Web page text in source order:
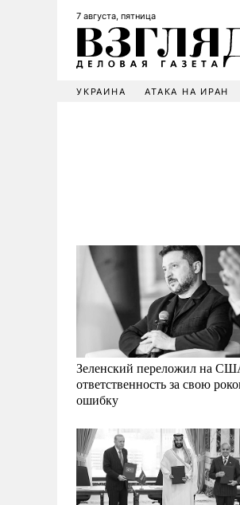
7 августа, пятница
УКРАИНА АТАКА НА ИРАН
Зеленский переложил на
ответственность за свою
ошибку